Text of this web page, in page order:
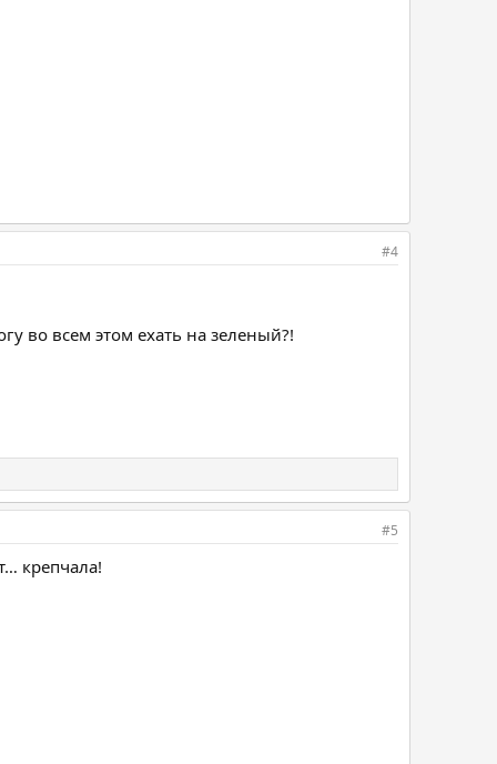
#4
во всем этом ехать на зеленый?!
#5
крепчала!